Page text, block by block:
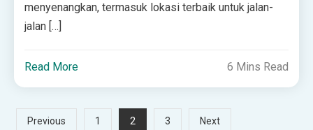
menyenangkan, termasuk lokasi terbaik untuk jalan-
jalan […]
Read More 6 Mins Read
Posts
Previous 1 2 3 Next